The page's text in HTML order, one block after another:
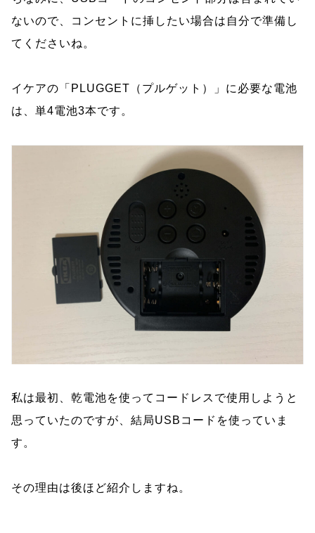
ないので、コンセントに挿したい場合は自分で準備し
てくださいね。
イケアの「PLUGGET（プルゲット）」に必要な電池
は、単4電池3本です。
私は最初、乾電池を使ってコードレスで使用しようと
思っていたのですが、結局USBコードを使っていま
す。
その理由は後ほど紹介しますね。